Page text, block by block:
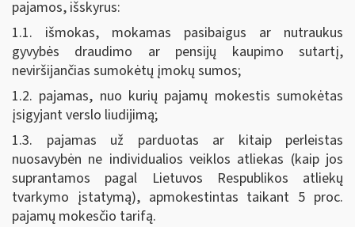
pajamos, išskyrus:
1.1. išmokas, mokamas pasibaigus ar nutraukus
gyvybės draudimo ar pensijų kaupimo sutartį,
neviršijančias sumokėtų įmokų sumos;
1.2. pajamas, nuo kurių pajamų mokestis sumokėtas
įsigyjant verslo liudijimą;
1.3. pajamas už parduotas ar kitaip perleistas
nuosavybėn ne individualios veiklos atliekas (kaip jos
suprantamos pagal Lietuvos Respublikos atliekų
tvarkymo įstatymą), apmokestintas taikant 5 proc.
pajamų mokesčio tarifą.